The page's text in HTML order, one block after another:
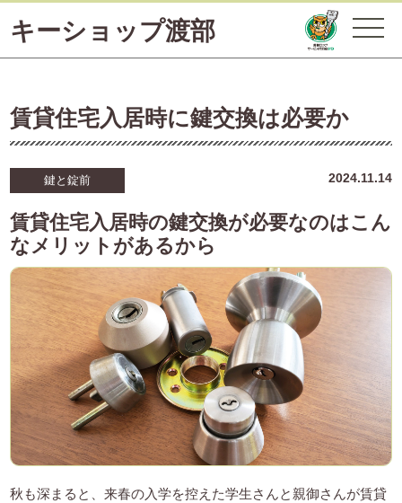
キーショップ渡部
賃貸住宅入居時に鍵交換は必要か
鍵と錠前 2024.11.14
賃貸住宅入居時の鍵交換が必要なのはこん
なメリットがあるから
秋も深まると、来春の入学を控えた学生さんと親御さんが賃貸